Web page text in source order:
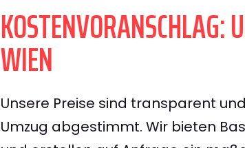
KOSTENVORANSCHLAG:
WIEN
Unsere Preise sind transparent
Umzug abgestimmt. Wir bieten